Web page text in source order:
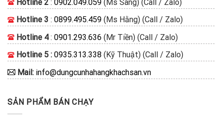
Hotline 2 : 0902.049.059 (Ms Sang) (Call / Zalo)
Hotline 3 : 0899.495.459 (Ms Hằng) (Call / Zalo)
Hotline 4: 0901.293.636 (Mr Tiền) (Call / Zalo)
Hotline 5 : 0935.313.338 (Kỹ Thuật) (Call / Zalo)
Mail: info@dungcunhahangkhachsan.vn
SẢN PHẨM BÁN CHẠY